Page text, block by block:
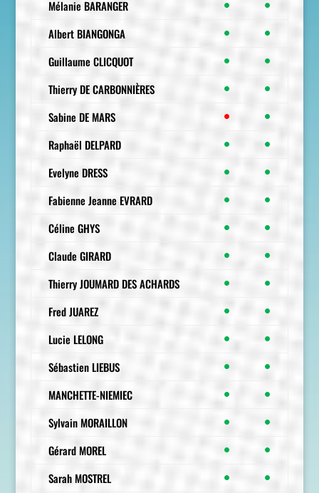
Mélanie BARANGER ● ●
Albert BIANGONGA ● ●
Guillaume CLICQUOT ● ●
Thierry DE CARBONNIÈRES ● ●
Sabine DE MARS ● ●
Raphaël DELPARD ● ●
Evelyne DRESS ● ●
Fabienne Jeanne EVRARD ● ●
Céline GHYS ● ●
Claude GIRARD ● ●
Thierry JOUMARD DES ACHARDS ● ●
Fred JUAREZ ● ●
Lucie LELONG ● ●
Sébastien LIEBUS ● ●
MANCHETTE-NIEMIEC ● ●
Sylvain MORAILLON ● ●
Gérard MOREL ● ●
Sarah MOSTREL ● ●